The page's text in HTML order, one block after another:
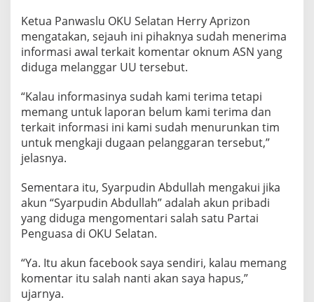
N
Ketua Panwaslu OKU Selatan Herry Aprizon
mengatakan, sejauh ini pihaknya sudah menerima
informasi awal terkait komentar oknum ASN yang
diduga melanggar UU tersebut.
“Kalau informasinya sudah kami terima tetapi
memang untuk laporan belum kami terima dan
terkait informasi ini kami sudah menurunkan tim
untuk mengkaji dugaan pelanggaran tersebut,”
jelasnya.
Sementara itu, Syarpudin Abdullah mengakui jika
akun “Syarpudin Abdullah” adalah akun pribadi
yang diduga mengomentari salah satu Partai
Penguasa di OKU Selatan.
“Ya. Itu akun facebook saya sendiri, kalau memang
komentar itu salah nanti akan saya hapus,”
ujarnya.